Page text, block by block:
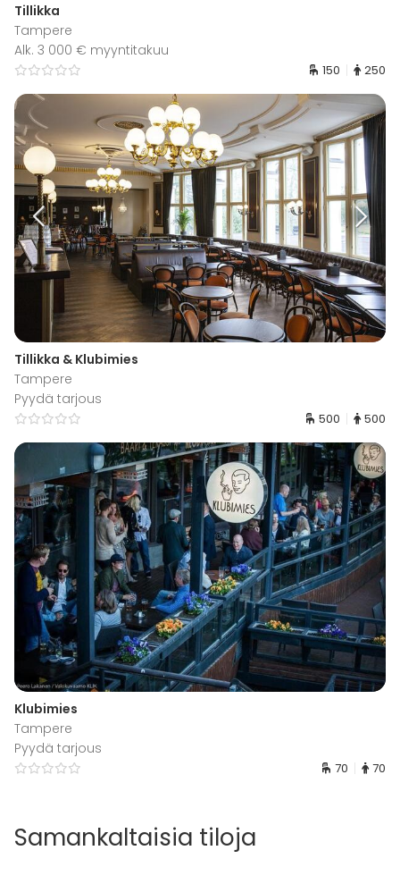
Tillikka
Tampere
Alk. 3 000 € myyntitakuu
150 250
Tillikka & Klubimies
Tampere
Pyydä tarjous
500 500
Klubimies
Tampere
Pyydä tarjous
70 70
Samankaltaisia tiloja